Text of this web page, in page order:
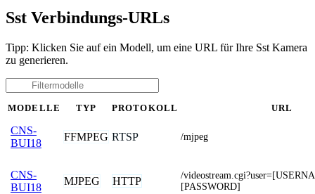
Sst Verbindungs-URLs
Tipp: Klicken Sie auf ein Modell, um eine URL für Ihre Sst Kamera
zu generieren.
MODELLE TYP PROTOKOLL URL
CNS-
BUI18
FFMPEG RTSP /mjpeg
CNS-
BUI18
MJPEG HTTP
/
[PASSWORD]